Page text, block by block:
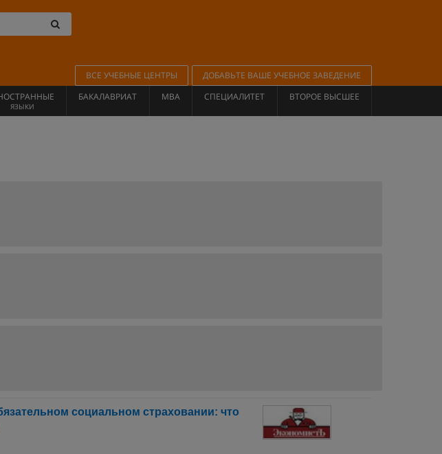
ВСЕ УЧЕБНЫЕ ЦЕНТРЫ
ДОБАВЬТЕ ВАШЕ УЧЕБНОЕ ЗАВЕДЕНИЕ
ЯЗЫКИ
БАКАЛАВРИАТ MBA СПЕЦИАЛИТЕТ ВТОРОЕ ВЫСШЕЕ
социальном страховании: что